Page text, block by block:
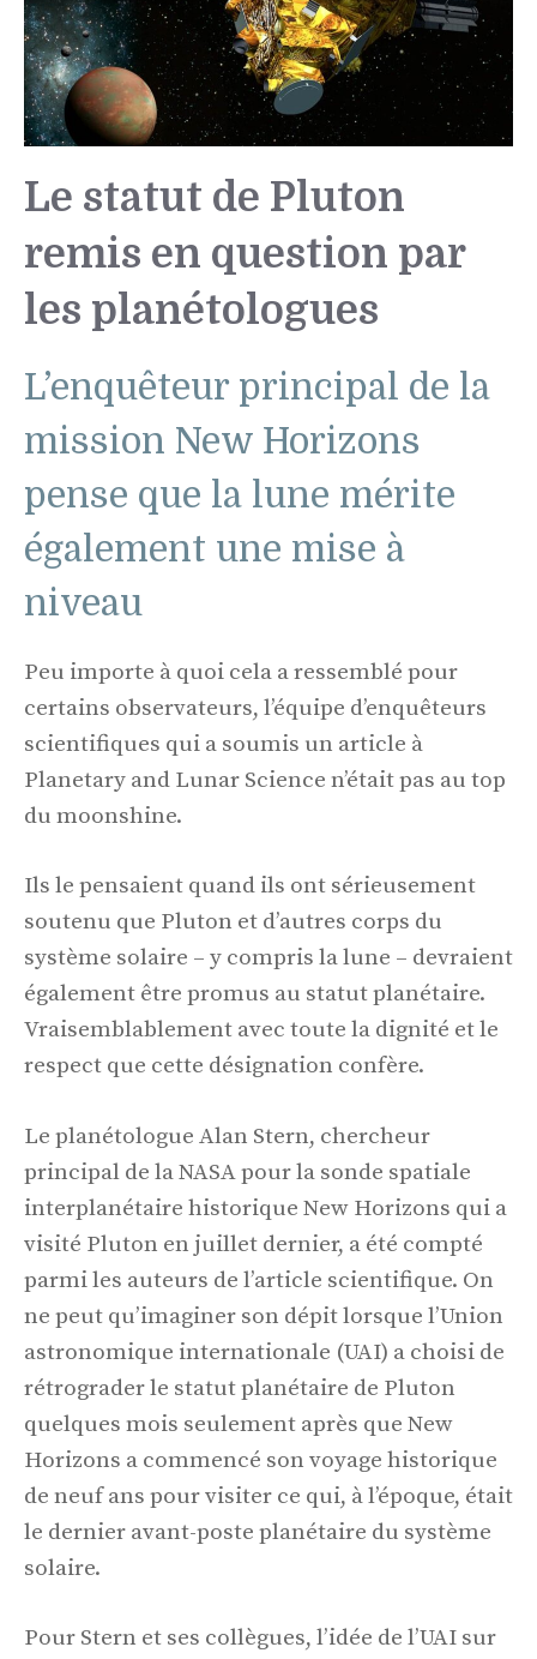
Le statut de Pluton
remis en question par
les planétologues
L’enquêteur principal de la
mission New Horizons
pense que la lune mérite
également une mise à
niveau
Peu importe à quoi cela a ressemblé pour
certains observateurs, l’équipe d’enquêteurs
scientifiques qui a soumis un article à
Planetary and Lunar Science n’était pas au top
du moonshine.
Ils le pensaient quand ils ont sérieusement
soutenu que Pluton et d’autres corps du
système solaire – y compris la lune – devraient
également être promus au statut planétaire.
Vraisemblablement avec toute la dignité et le
respect que cette désignation confère.
Le planétologue Alan Stern, chercheur
principal de la NASA pour la sonde spatiale
interplanétaire historique New Horizons qui a
visité Pluton en juillet dernier, a été compté
parmi les auteurs de l’article scientifique. On
ne peut qu’imaginer son dépit lorsque l’Union
astronomique internationale (UAI) a choisi de
rétrograder le statut planétaire de Pluton
quelques mois seulement après que New
Horizons a commencé son voyage historique
de neuf ans pour visiter ce qui, à l’époque, était
le dernier avant-poste planétaire du système
solaire.
Pour Stern et ses collègues, l’idée de l’UAI sur